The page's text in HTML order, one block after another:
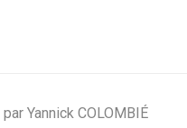
Yannick COLOMBIÉ